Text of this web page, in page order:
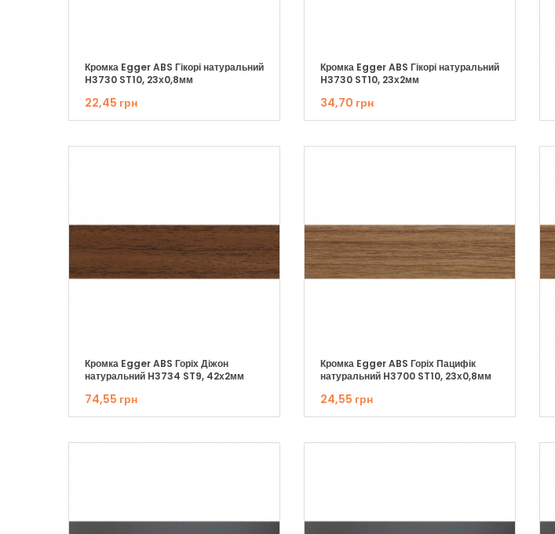
Кромка Egger ABS Гікорі натуральний
H3730 ST10, 23х0,8мм
22,45 грн
Кромка Egger ABS Гікорі натуральний
H3730 ST10, 23х2мм
34,70 грн
Кромка Egger ABS Горіх Діжон
натуральний H3734 ST9, 42х2мм
74,55 грн
Кромка Egger ABS Горіх Пацифік
натуральний H3700 ST10, 23х0,8мм
24,55 грн